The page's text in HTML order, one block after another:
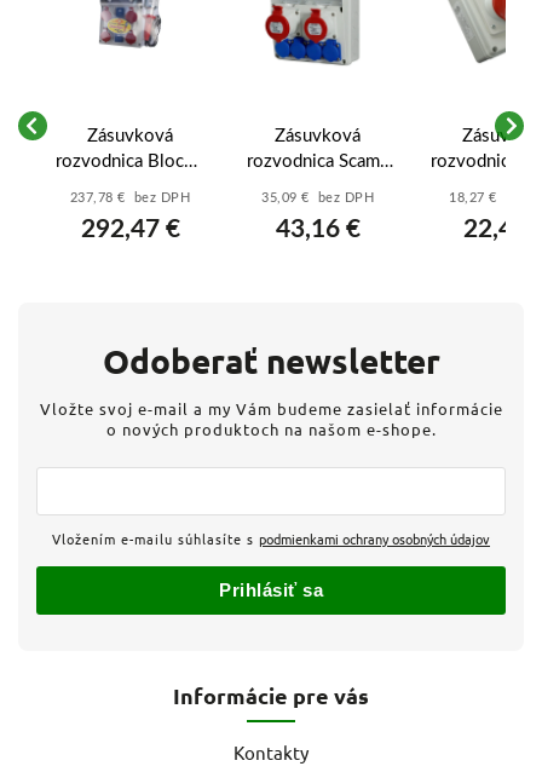
Zásuvková
rozvodnica Block -
632.X3311-
3x16A/230V,
237,78 € bez DPH
292,47 €
Zásuvková
rozvodnica Scame
ENERBOX
DIN (bez istenia)
35,09 € bez DPH
43,16 €
rozvodnica -
18,27 € bez
22,47
Informácie pre vás
Kontakty
Odoberať newsletter
Vložte svoj e-mail a my Vám budeme zasielať informácie
o nových produktoch na našom e-shope.
Vložením e-mailu súhlasíte s podmienkami ochrany osobných údajov
Prihlásiť sa